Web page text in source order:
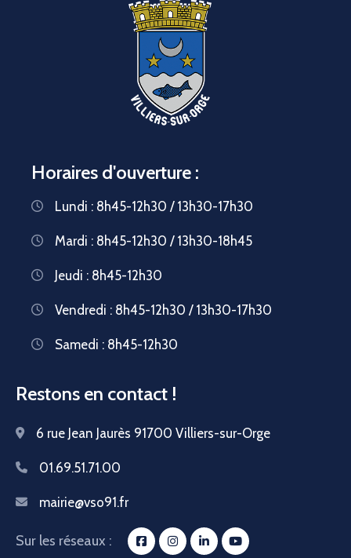
Horaires d'ouverture :
Lundi : 8h45-12h30 / 13h30-17h30
Mardi : 8h45-12h30 / 13h30-18h45
Jeudi : 8h45-12h30
Vendredi : 8h45-12h30 / 13h30-17h30
Samedi : 8h45-12h30
Restons en contact !
6 rue Jean Jaurès 91700 Villiers-sur-Orge
01.69.51.71.00
mairie@vso91.fr
Sur les réseaux :